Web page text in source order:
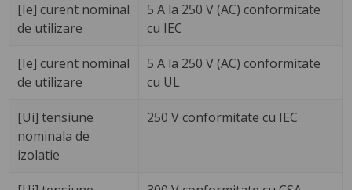
[Ie] curent nominal
de utilizare
5 A la 250 V (AC) conformitate
cu IEC
[Ie] curent nominal
de utilizare
5 A la 250 V (AC) conformitate
cu UL
[Ui] tensiune
nominala de
izolatie
250 V conformitate cu IEC